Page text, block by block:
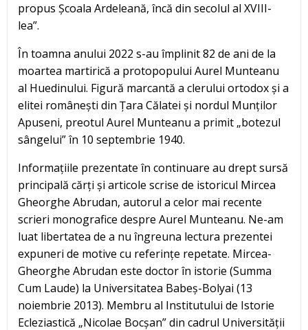
propus Școala Ardeleană, încă din secolul al XVIII-
lea”.
În toamna anului 2022 s-au împlinit 82 de ani de la
moartea martirică a protopopului Aurel Munteanu
al Huedinului. Figură marcantă a clerului ortodox și a
elitei românești din Țara Călatei și nordul Munților
Apuseni, preotul Aurel Munteanu a primit „botezul
sângelui” în 10 septembrie 1940.
Informațiile prezentate în continuare au drept sursă
principală cărți și articole scrise de istoricul Mircea
Gheorghe Abrudan, autorul a celor mai recente
scrieri monografice despre Aurel Munteanu. Ne-am
luat libertatea de a nu îngreuna lectura prezentei
expuneri de motive cu referințe repetate. Mircea-
Gheorghe Abrudan este doctor în istorie (Summa
Cum Laude) la Universitatea Babeș-Bolyai (13
noiembrie 2013). Membru al Institutului de Istorie
Ecleziastică „Nicolae Bocșan” din cadrul Universității